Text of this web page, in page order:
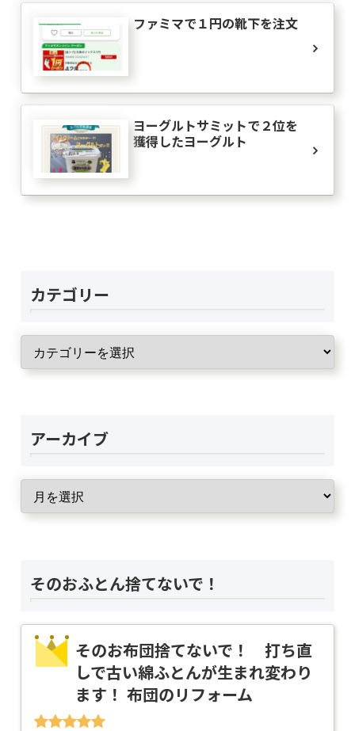
ファミマで１円の靴下を注文
ヨーグルトサミットで２位を
獲得したヨーグルト
カテゴリー
アーカイブ
そのおふとん捨てないで！
そのお布団捨てないで！ 打ち直
しで古い綿ふとんが生まれ変わり
ます！ 布団のリフォーム